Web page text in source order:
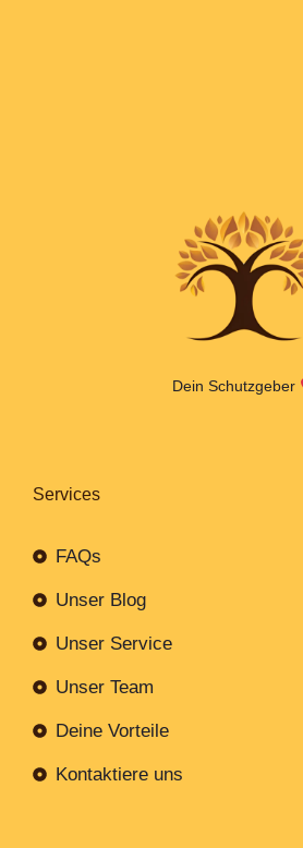
Dein Schutzgeber
Services
FAQs
Unser Blog
Unser Service
Unser Team
Deine Vorteile
Kontaktiere uns